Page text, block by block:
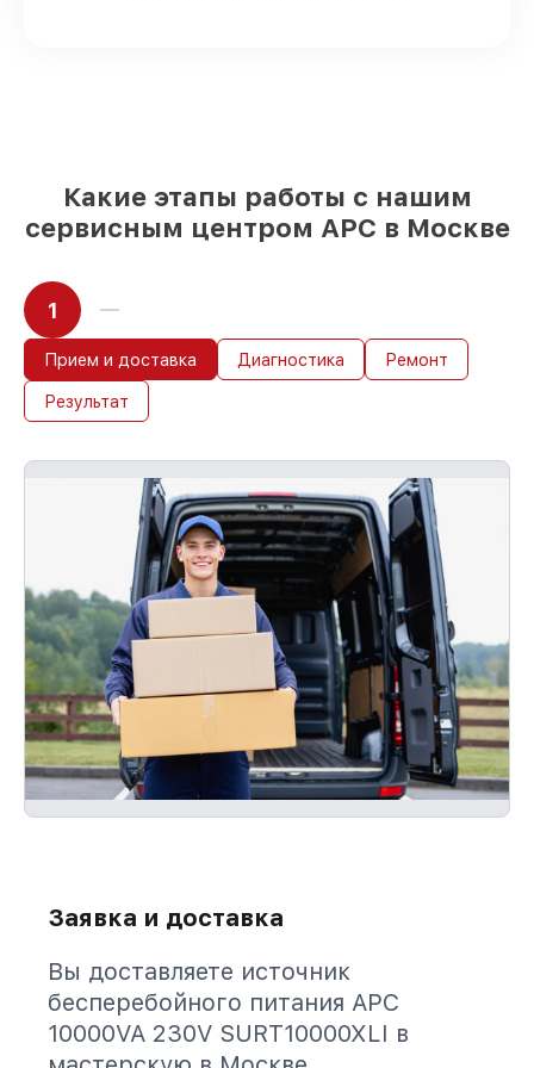
Какие этапы работы с нашим
сервисным центром APC в Москве
1
Прием и доставка Диагностика Ремонт
Результат
Заявка и доставка
Вы доставляете источник
бесперебойного питания APC
10000VA 230V SURT10000XLI в